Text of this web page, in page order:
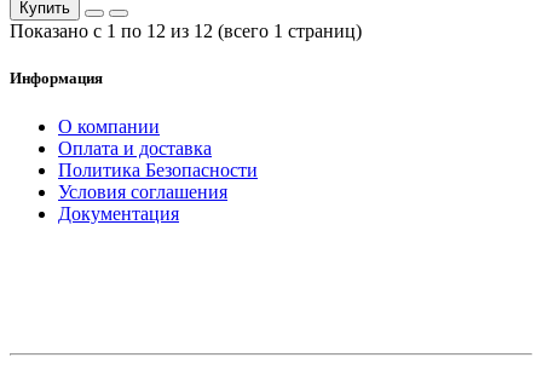
Купить
Показано с 1 по 12 из 12 (всего 1 страниц)
Информация
О компании
Оплата и доставка
Политика Безопасности
Условия соглашения
Документация